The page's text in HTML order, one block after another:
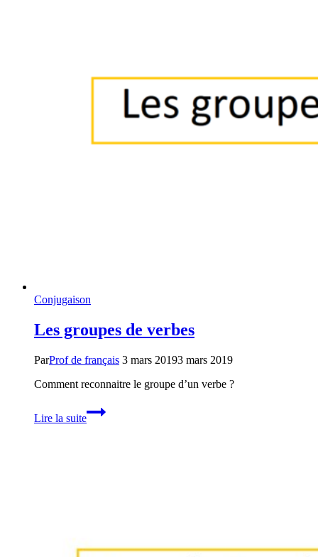
Conjugaison
Les groupes de verbes
ParProf de français 3 mars 20193 mars 2019
Comment reconnaitre le groupe d’un verbe ?
Lire la suite
Les
groupes